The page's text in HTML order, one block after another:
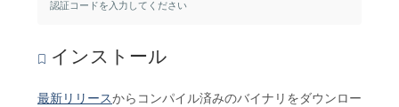
インストール
最新リリースからコンパイル済みのバイナリをダウンロー